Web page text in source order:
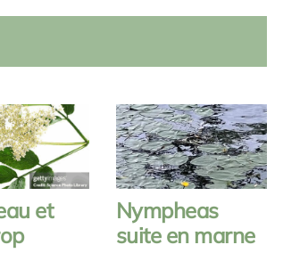
et
Nympheas
suite en marne